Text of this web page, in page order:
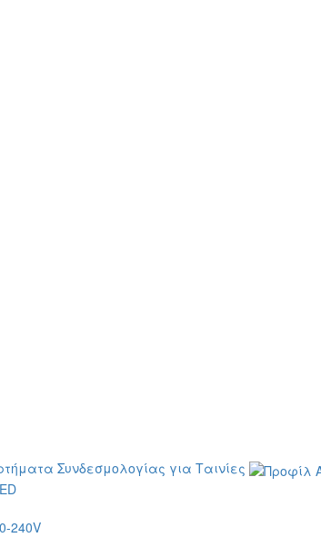
Συνδεσμολογίας για Ταινίες
240V